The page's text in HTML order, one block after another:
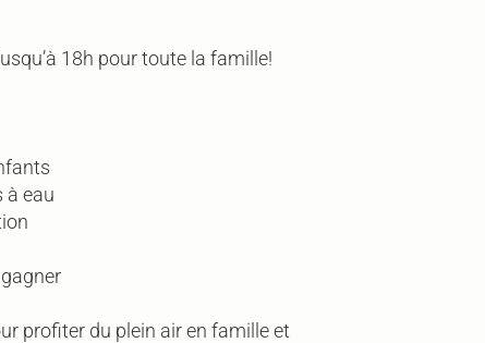
18h pour toute la famille!
à eau
profiter du plein air en famille et